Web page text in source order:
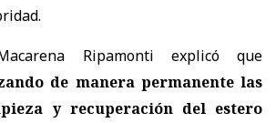
Ripamonti explicó que
de manera permanente las
y recuperación del estero